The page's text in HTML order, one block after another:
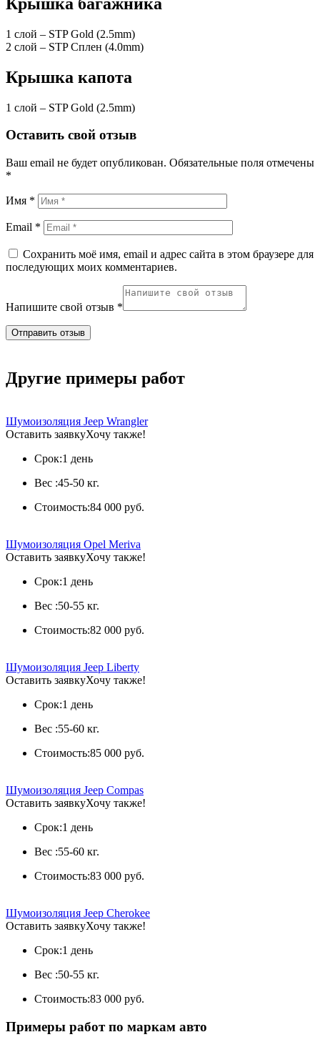
1 слой – STP Gold (2.5mm)
2 слой – STP Сплен (4.0mm)
Крышка капота
1 слой – STP Gold (2.5mm)
Оставить свой отзыв
Ваш email не будет опубликован. Обязательные поля отмечены
*
Имя *
Email *
Сохранить моё имя, email и адрес сайта в этом браузере для
последующих моих комментариев.
Напишите свой отзыв *
Другие примеры работ
Шумоизоляция Jeep Wrangler
Оставить заявкуХочу также!
Срок:1 день
Вес :45-50 кг.
Стоимость:84 000 руб.
Шумоизоляция Opel Meriva
Оставить заявкуХочу также!
Срок:1 день
Вес :50-55 кг.
Стоимость:82 000 руб.
Шумоизоляция Jeep Liberty
Оставить заявкуХочу также!
Срок:1 день
Вес :55-60 кг.
Стоимость:85 000 руб.
Шумоизоляция Jeep Compas
Оставить заявкуХочу также!
Срок:1 день
Вес :55-60 кг.
Стоимость:83 000 руб.
Шумоизоляция Jeep Cherokee
Оставить заявкуХочу также!
Срок:1 день
Вес :50-55 кг.
Стоимость:83 000 руб.
Примеры работ по маркам авто